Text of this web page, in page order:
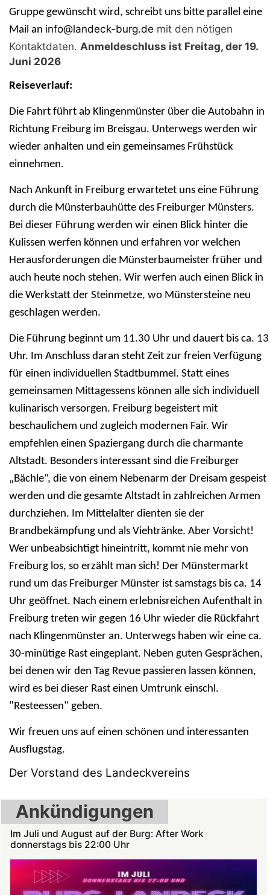
Gruppe gewünscht wird, schreibt uns bitte parallel eine
Mail an info@landeck-burg.de mit den nötigen
Kontaktdaten. Anmeldeschluss ist Freitag, der 19.
Juni 2026
Reiseverlauf:
Die Fahrt führt ab Klingenmünster über die Autobahn in
Richtung Freiburg im Breisgau. Unterwegs werden wir
wieder anhalten und ein gemeinsames Frühstück
einnehmen.
Nach Ankunft in Freiburg erwartetet uns eine Führung
durch die Münsterbauhütte des Freiburger Münsters.
Bei dieser Führung werden wir einen Blick hinter die
Kulissen werfen können und erfahren vor welchen
Herausforderungen die Münsterbaumeister früher und
auch heute noch stehen. Wir werfen auch einen Blick in
die Werkstatt der Steinmetze, wo Münstersteine neu
geschlagen werden.
Die Führung beginnt um 11.30 Uhr und dauert bis ca. 13
Uhr. Im Anschluss daran steht Zeit zur freien Verfügung
für einen individuellen Stadtbummel. Statt eines
gemeinsamen Mittagessens können alle sich individuell
kulinarisch versorgen. Freiburg begeistert mit
beschaulichem und zugleich modernen Fair. Wir
empfehlen einen Spaziergang durch die charmante
Altstadt. Besonders interessant sind die Freiburger
„Bächle“, die von einem Nebenarm der Dreisam gespeist
werden und die gesamte Altstadt in zahlreichen Armen
durchziehen. Im Mittelalter dienten sie der
Brandbekämpfung und als Viehtränke. Aber Vorsicht!
Wer unbeabsichtigt hineintritt, kommt nie mehr von
Freiburg los, so erzählt man sich! Der Münstermarkt
rund um das Freiburger Münster ist samstags bis ca. 14
Uhr geöffnet. Nach einem erlebnisreichen Aufenthalt in
Freiburg treten wir gegen 16 Uhr wieder die Rückfahrt
nach Klingenmünster an. Unterwegs haben wir eine ca.
30-minütige Rast eingeplant. Neben guten Gesprächen,
bei denen wir den Tag Revue passieren lassen können,
wird es bei dieser Rast einen Umtrunk einschl.
"Resteessen" geben.
Wir freuen uns auf einen schönen und interessanten
Ausflugstag.
Der Vorstand des Landeckvereins
Ankündigungen
Im Juli und August auf der Burg: After Work
donnerstags bis 22:00 Uhr